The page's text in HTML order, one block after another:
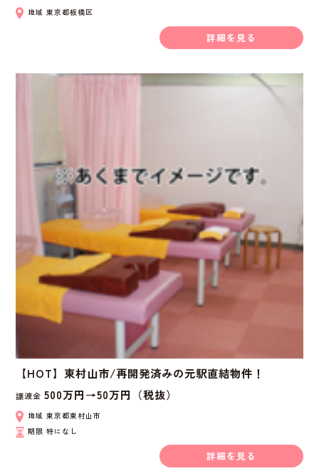
地域東京都板橋区
詳細を見る
【HOT】東村山市/再開発済みの元駅直結物件！
譲渡金500万円→50万円（税抜）
地域東京都東村山市
期限特になし
詳細を見る